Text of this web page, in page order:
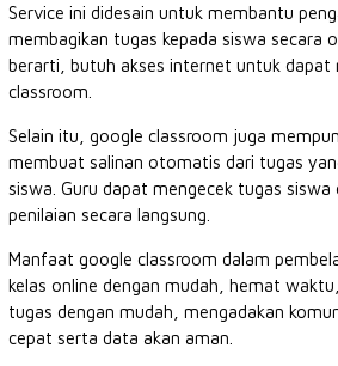
Service ini didesain untuk membantu
membagikan tugas kepada siswa secara
berarti, butuh akses internet untuk dapat
classroom.
Selain itu, google classroom juga
membuat salinan otomatis dari tugas
siswa. Guru dapat mengecek tugas siswa
penilaian secara langsung.
Manfaat google classroom dalam
kelas online dengan mudah, hemat
tugas dengan mudah, mengadakan
cepat serta data akan aman.